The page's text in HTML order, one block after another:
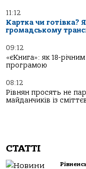
11:12
Картка чи готівка?
громадському
09:12
«єКнига»: як 18-
програмою
08:12
Рівнян просять не
майданчиків із
СТАТТІ